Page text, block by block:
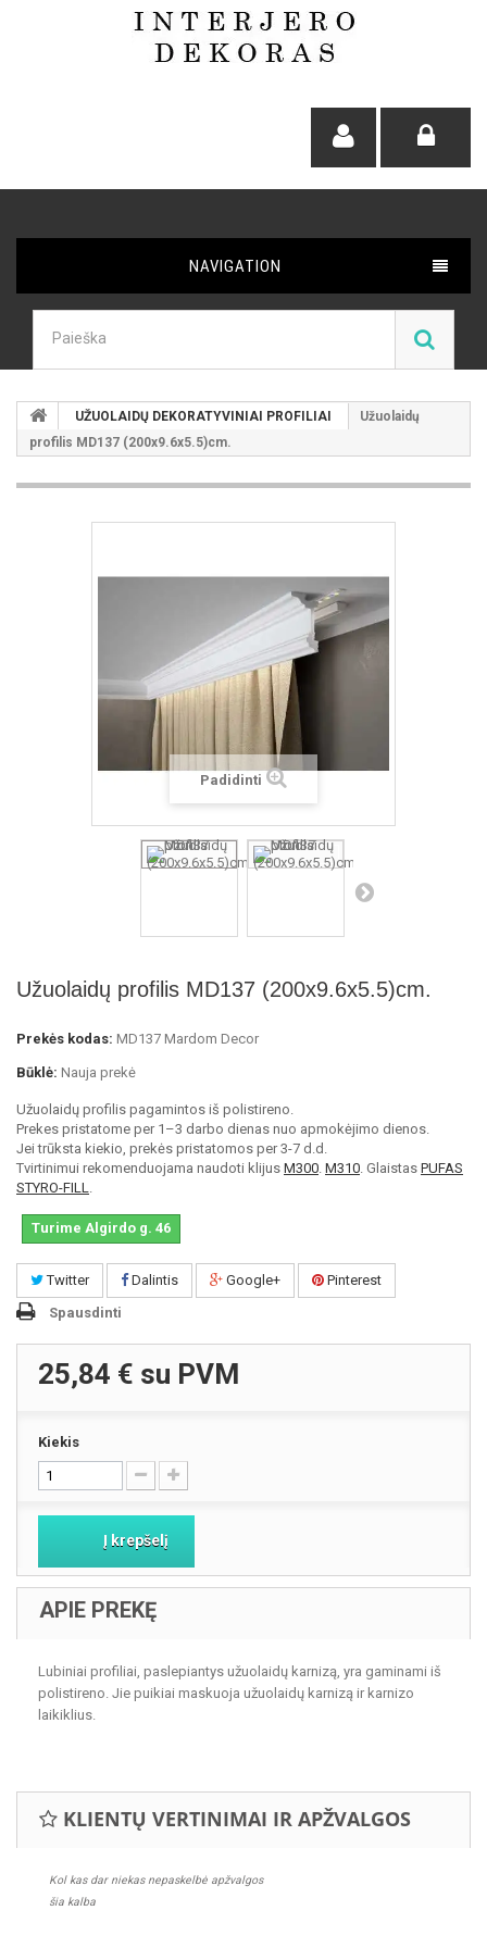
NAVIGATION
UŽUOLAIDŲ DEKORATYVINIAI PROFILIAI
Užuolaidų
profilis MD137 (200x9.6x5.5)cm.
Padidinti
Užuolaidų profilis MD137 (200x9.6x5.5)cm.
Prekės kodas: MD137 Mardom Decor
Būklė: Nauja prekė
Užuolaidų profilis pagamintos iš polistireno.
Prekes pristatome per 1–3 darbo dienas nuo apmokėjimo dienos.
Jei trūksta kiekio, prekės pristatomos per 3-7 d.d.
Tvirtinimui rekomenduojama naudoti klijus M300. M310. Glaistas PUFAS
STYRO-FILL.
Turime Algirdo g. 46
Twitter Dalintis Google+
Pinterest
Spausdinti
25,84 € su PVM
Kiekis
Į krepšelį
APIE PREKĘ
Lubiniai profiliai, paslepiantys užuolaidų karnizą, yra gaminami iš
polistireno. Jie puikiai maskuoja užuolaidų karnizą ir karnizo
laikiklius.
KLIENTŲ VERTINIMAI IR APŽVALGOS
Kol kas dar niekas nepaskelbė apžvalgos
šia kalba